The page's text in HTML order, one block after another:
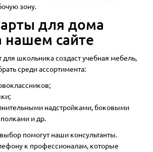
зону.
для дома
нашем сайте
школьника создаст учебная мебель,
среди ассортимента:
надстройками, боковыми
и др.
помогут наши консультанты.
к профессионалам, которые